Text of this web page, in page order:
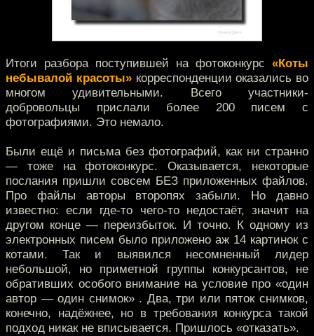
Итоги разбора поступившей на фотоконкурс «Коты
небывалой красоты»корреспонденции оказались во
многом удивительными. Всего участники-
добровольцы прислали более 200 писем с
фотографиями. Это немало.
Были ещё и письма без фотографий, как ни странно
— тоже на фотоконкурс. Оказывается, некоторые
послания пришли совсем БЕЗ приложенных файлов.
Про файлы авторы второпях забыли. Но давно
известно: если где-то чего-то недостаёт, значит на
другом конце — переизбыток. И точно. К одному из
электронных писем было приложено аж 14 картинок с
котами. Так и выявился несомненный лидер
небольшой, но приметной группы конкурсантов, не
обративших особого внимание на условие про «один
автор — один снимок» . Два, три или пяток снимков,
конечно, надёжнее, но в требования конкурса такой
подход никак не вписывается. Пришлось «отказать».